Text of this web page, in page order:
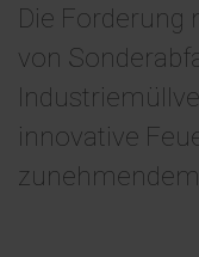
Die Forderung
von
innovative